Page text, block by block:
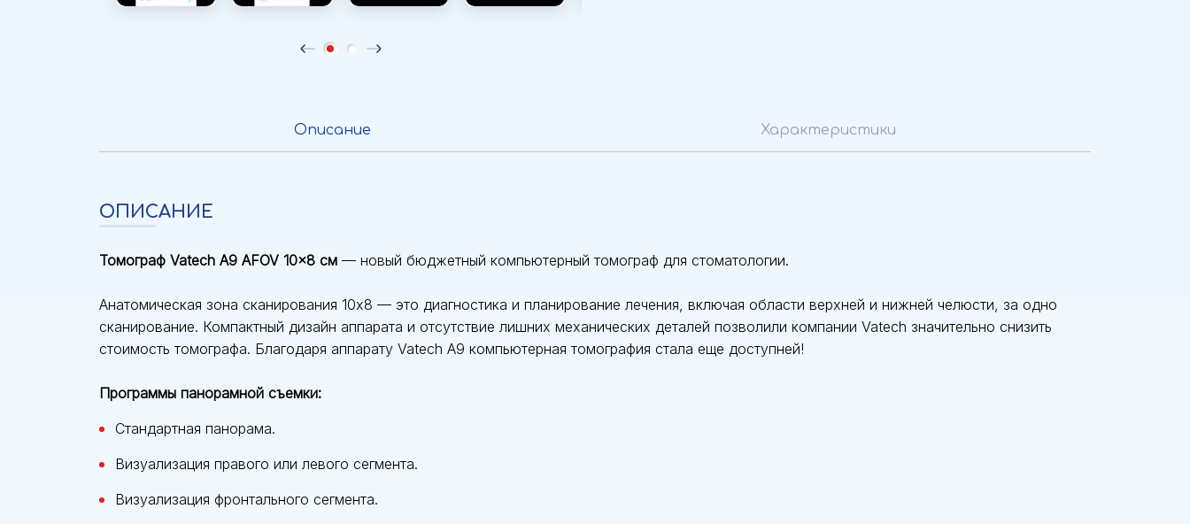
Описание Характеристики
ОПИСАНИЕ
Томограф Vatech A9 AFOV 10x8 см — новый бюджетный компьютерный томограф для стоматологии.
Анатомическая зона сканирования 10x8 — это диагностика и планирование лечения, включая области верхней и нижней челюсти, за одно
сканирование. Компактный дизайн аппарата и отсутствие лишних механических деталей позволили компании Vatech значительно снизить
стоимость томографа. Благодаря аппарату Vatech A9 компьютерная томография стала еще доступней!
Программы панорамной съемки:
Стандартная панорама.
Визуализация правого или левого сегмента.
Визуализация фронтального сегмента.